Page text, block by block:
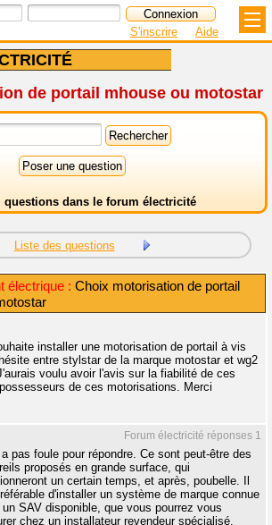
S'inscrire Aide
de portail mhouse ou motostar
questions dans le forum électricité
Liste des questions
électrique : Choix motorisation de portail
installer une motorisation de portail à vis
entre stylstar de la marque motostar et wg2
voulu avoir l'avis sur la fiabilité de ces
de ces motorisations. Merci
Forum électricité réponses 1
a pas foule pour répondre. Ce sont peut-être des
proposés en grande surface, qui
un certain temps, et après, poubelle. Il
d'installer un système de marque connue
SAV disponible, que vous pourrez vous
chez un installateur revendeur spécialisé.